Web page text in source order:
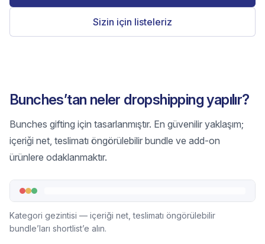
Sizin için listeleriz
Bunches’tan neler dropshipping yapılır?
Bunches gifting için tasarlanmıştır. En güvenilir yaklaşım;
içeriği net, teslimatı öngörülebilir bundle ve add-on
ürünlere odaklanmaktır.
Kategori gezintisi — içeriği net, teslimatı öngörülebilir
bundle’ları shortlist’e alın.